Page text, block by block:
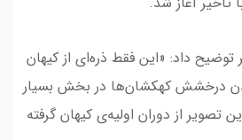
توضیح داد: «این فقط ذره‌ای از کیهان
درخشش کهکشان‌ها در بخش بسیار
تصویر از دوران اولیه‌ی کیهان گرفته